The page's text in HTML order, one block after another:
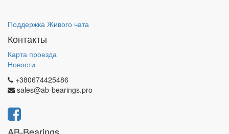
Поддержка Живого чата
Контакты
Карта проезда
Новости
+380674425486
sales@ab-bearings.pro